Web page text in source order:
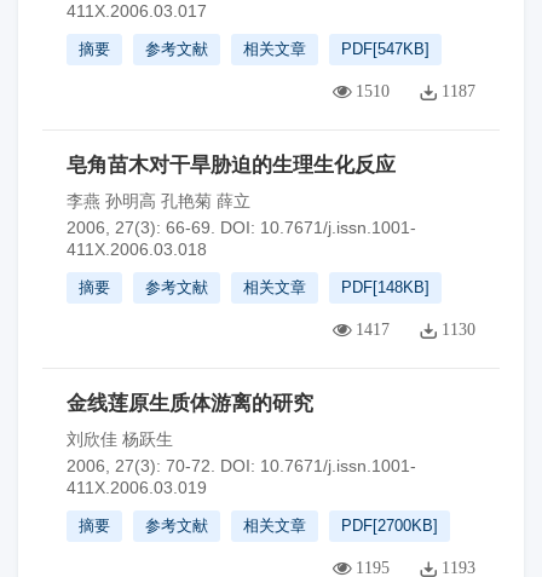
411X.2006.03.017
摘要 参考文献 相关文章 PDF[547KB]
1510 1187
皂角苗木对干旱胁迫的生理生化反应
李燕 孙明高 孔艳菊 薛立
2006, 27(3): 66-69.
DOI: 10.7671/j.issn.1001-
411X.2006.03.018
摘要 参考文献 相关文章 PDF[148KB]
1417 1130
金线莲原生质体游离的研究
刘欣佳 杨跃生
2006, 27(3): 70-72.
DOI: 10.7671/j.issn.1001-
411X.2006.03.019
摘要 参考文献 相关文章 PDF[2700KB]
1195 1193